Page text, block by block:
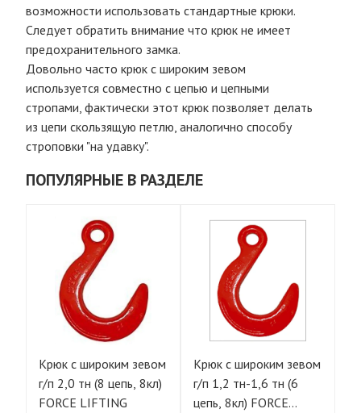
возможности использовать стандартные крюки.
Следует обратить внимание что крюк не имеет
предохранительного замка.
Довольно часто крюк с широким зевом
используется совместно с цепью и цепными
стропами, фактически этот крюк позволяет делать
из цепи скользящую петлю, аналогично способу
строповки "на удавку".
ПОПУЛЯРНЫЕ В РАЗДЕЛЕ
Крюк с широким зевом
г/п 2,0 тн (8 цепь, 8кл)
FORCE LIFTING
Крюк с широким зевом
г/п 1,2 тн-1,6 тн (6
цепь, 8кл) FORCE